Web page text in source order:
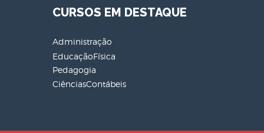
CURSOS EM DESTAQUE
Administração
EducaçãoFísica
Pedagogia
CiênciasContábeis